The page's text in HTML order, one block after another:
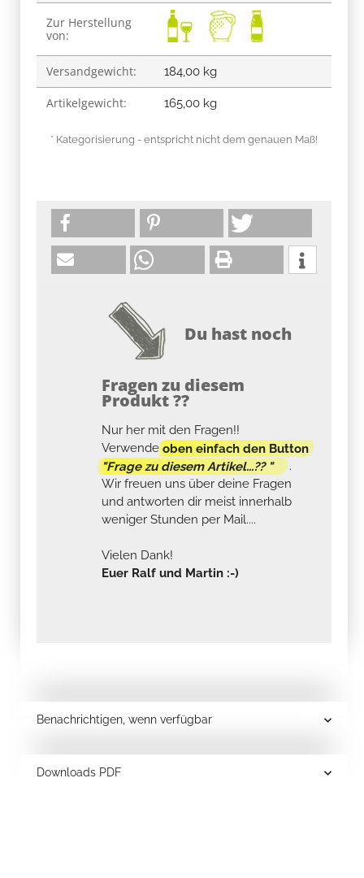
Zur Herstellung
von:
Versandgewicht: 184,00 kg
Artikelgewicht: 165,00 kg
* Kategorisierung - entspricht nicht dem genauen Maß!
Du hast noch
Fragen zu diesem
Produkt ??
Nur her mit den Fragen!!
Verwendeoben einfach den Button
"Frage zu diesem Artikel...?? "
.
Wir freuen uns über deine Fragen
und antworten dir meist innerhalb
weniger Stunden per Mail....
Vielen Dank!
Euer Ralf und Martin :-)
Benachrichtigen, wenn verfügbar
Downloads PDF